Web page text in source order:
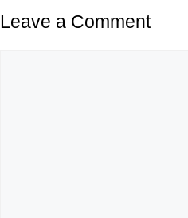
Leave a Comment